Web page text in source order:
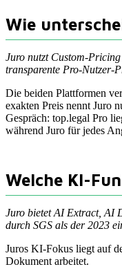
Wie
Juro nutzt Custom-
transparente Pro-Nutzer-
Die beiden Plattformen
exakten Preis nennt Juro
Gespräch: top.legal Pro
während Juro für jedes
Welche KI-
Juro bietet AI Extract, AI
durch SGS als der 2023
Juros KI-Fokus liegt auf
Dokument arbeitet.